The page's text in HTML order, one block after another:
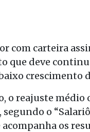
com carteira
que deve
crescimento
o reajuste
segundo o
acompanha os